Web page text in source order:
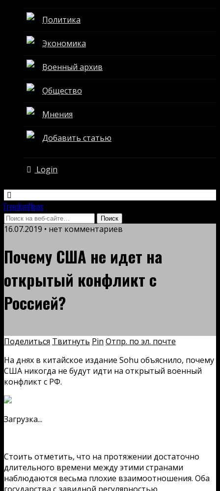
Политика
Экономика
Военный архив
Общество
Мнения
Добавить статью
Login
FreedomNews
16.07.2019 • нет комментариев
Почему США не идет на
открытый конфликт с
Россией?
Поделиться Твитнуть Pin Отпр. по эл. почте
На днях в китайское издание Sohu объяснило, почему
США никогда не будут идти на открытый военный
конфликт с РФ.
Загрузка...
Стоить отметить, что на протяжении достаточно
длительного времени между этими странами
наблюдаются весьма плохие взаимоотношения. Оба